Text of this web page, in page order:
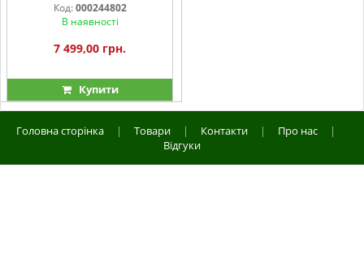
Код: 000244802
В наявності
7 499,00 грн.
Купити
Головна сторінка | Товари | Контакти | Про нас
|
Відгуки